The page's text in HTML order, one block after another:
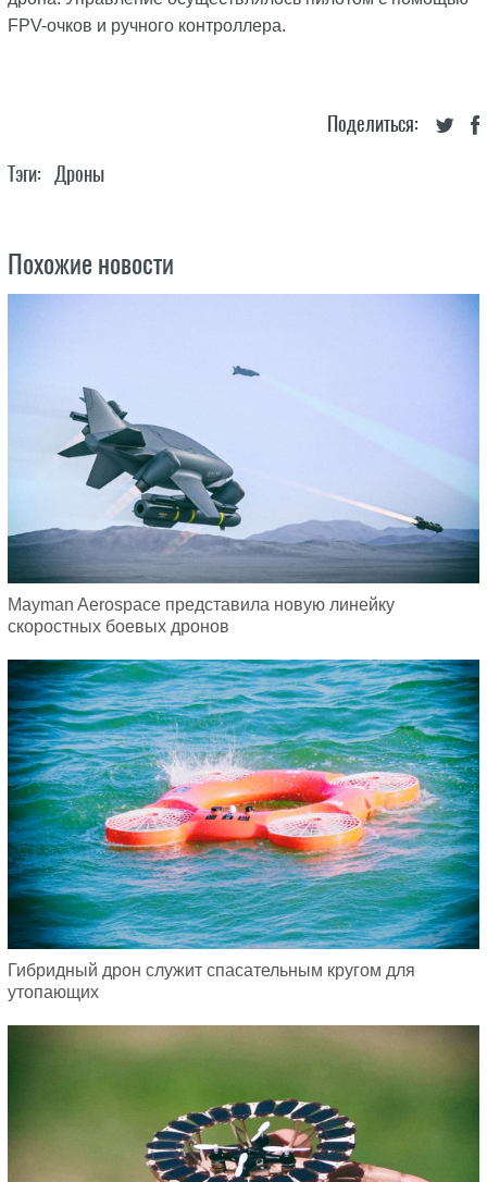
FPV-очков и ручного контроллера.
Поделиться:
Тэги: Дроны
Похожие новости
Mayman Aerospace представила новую линейку
скоростных боевых дронов
Гибридный дрон служит спасательным кругом для
утопающих